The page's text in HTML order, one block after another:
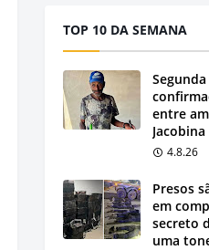
TOP 10 DA SEMANA
entre
4.8.26
Presos
em
secreto
uma